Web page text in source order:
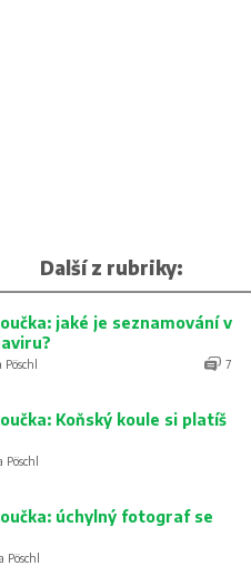
Další z rubriky:
jaké je seznamování v
Pöschl 7
Koňský koule si platíš
Pöschl
úchylný fotograf se
Pöschl